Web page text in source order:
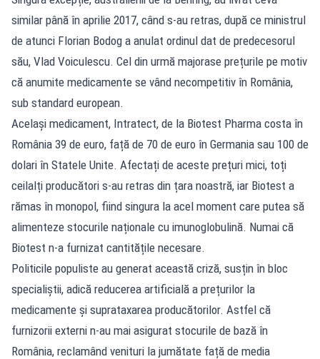
similar până în aprilie 2017, când s-au retras, după ce ministrul
de atunci Florian Bodog a anulat ordinul dat de predecesorul
său, Vlad Voiculescu. Cel din urmă majorase prețurile pe motiv
că anumite medicamente se vând necompetitiv în România,
sub standard european.
Același medicament, Intratect, de la Biotest Pharma costa în
România 39 de euro, față de 70 de euro în Germania sau 100 de
dolari în Statele Unite. Afectați de aceste prețuri mici, toți
ceilalți producători s-au retras din țara noastră, iar Biotest a
rămas în monopol, fiind singura la acel moment care putea să
alimenteze stocurile naționale cu imunoglobulină. Numai că
Biotest n-a furnizat cantitățile necesare.
Politicile populiste au generat această criză, susțin în bloc
specialiștii, adică reducerea artificială a prețurilor la
medicamente și suprataxarea producătorilor. Astfel că
furnizorii externi n-au mai asigurat stocurile de bază în
România, reclamând venituri la jumătate față de media